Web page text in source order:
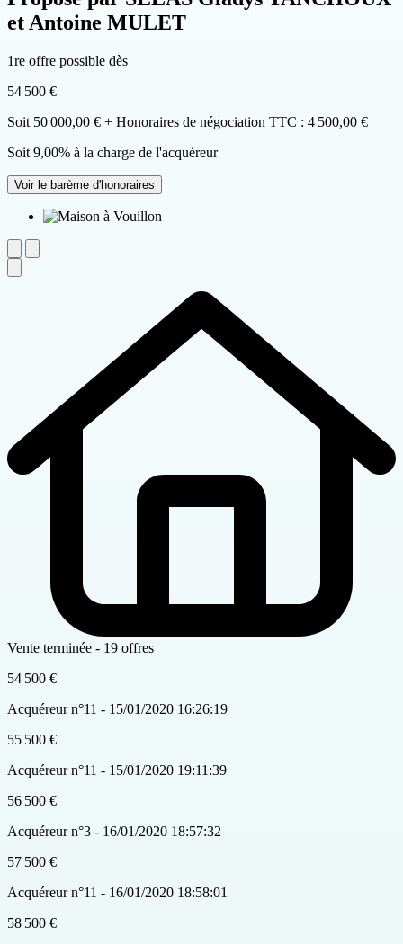
et Antoine MULET
1re offre possible dès
54 500 €
Soit 50 000,00 € + Honoraires de négociation TTC : 4 500,00 €
Soit 9,00% à la charge de l'acquéreur
Voir le barème d'honoraires
Vente terminée - 19 offres
54 500 €
Acquéreur n°11 - 15/01/2020 16:26:19
55 500 €
Acquéreur n°11 - 15/01/2020 19:11:39
56 500 €
Acquéreur n°3 - 16/01/2020 18:57:32
57 500 €
Acquéreur n°11 - 16/01/2020 18:58:01
58 500 €